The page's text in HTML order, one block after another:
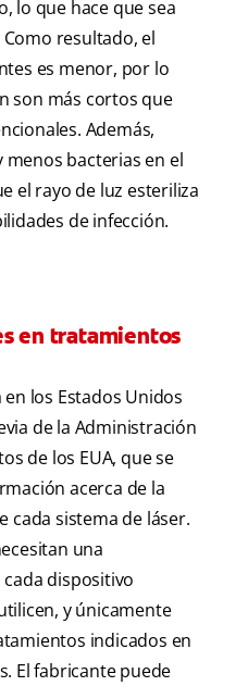
lo que hace que sea
resultado, el
es menor, por lo
son más cortos que
Además,
menos bacterias en el
el rayo de luz esteriliza
de infección.
en tratamientos
los Estados Unidos
de la Administración
de los EUA, que se
acerca de la
cada sistema de láser.
una
dispositivo
y únicamente
indicados en
El fabricante puede